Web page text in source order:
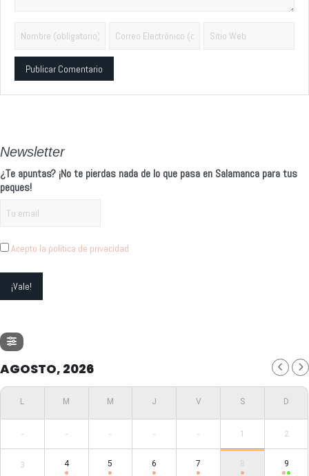
Newsletter
¿Te apuntas? ¡No te pierdas nada de lo que pasa en Salamanca para tus
peques!
Acepto la política de privacidad
AGOSTO, 2026
- - - - - 1 2
3 4 5 6 7 8 9